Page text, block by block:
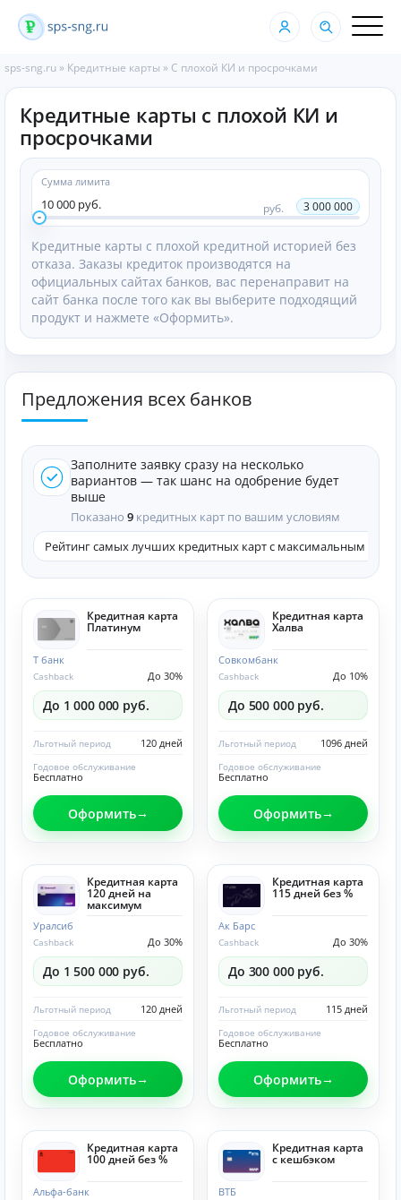
sps-sng.ru » Кредитные карты » С плохой КИ и просрочками
Кредитные карты с плохой КИ и
просрочками
Сумма лимита
10 000 руб. руб. 3 000 000
Кредитные карты с плохой кредитной историей без
отказа. Заказы кредиток производятся на
официальных сайтах банков, вас перенаправит на
сайт банка после того как вы выберите подходящий
продукт и нажмете «Оформить».
Предложения всех банков
Заполните заявку сразу на несколько
вариантов — так шанс на одобрение будет
выше
Показано 9 кредитных карт по вашим условиям
Рейтинг самых лучших кредитных карт с максимальным
Кредитная карта
Платинум
Т банк
До 30%
Cashback
До 1 000 000 руб.
120 дней
Льготный период
Бесплатно
Годовое обслуживание
Оформить
Кредитная карта
Халва
Совкомбанк
До 10%
Cashback
До 500 000 руб.
1096 дней
Льготный период
Бесплатно
Годовое обслуживание
Оформить
Кредитная карта
120 дней на
максимум
Уралсиб
До 30%
Cashback
До 1 500 000 руб.
120 дней
Льготный период
Бесплатно
Годовое обслуживание
Оформить
Кредитная карта
115 дней без %
Ак Барс
До 30%
Cashback
До 300 000 руб.
115 дней
Льготный период
Бесплатно
Годовое обслуживание
Оформить
Кредитная карта
100 дней без %
Альфа-банк
Кредитная карта
с кешбэком
ВТБ